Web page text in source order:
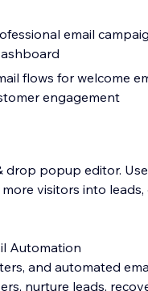
email
flows for welcome
engagement
popup editor.
visitors into leads,
Automation
and automated
nurture leads,